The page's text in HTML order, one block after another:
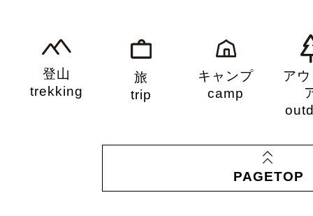
登山
trekking
旅
trip
キャンプ
camp
ア
PAGETOP